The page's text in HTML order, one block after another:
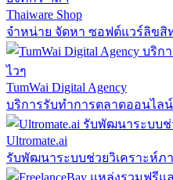
Thaiware Shop
จำหน่าย จัดหา ซอฟต์แวร์ลิขสิ
TumWai Digital Agency
บริการรับทำการตลาดออนไล
Ultromate.ai
รับพัฒนาระบบช่วยวิเคราะห์ภ